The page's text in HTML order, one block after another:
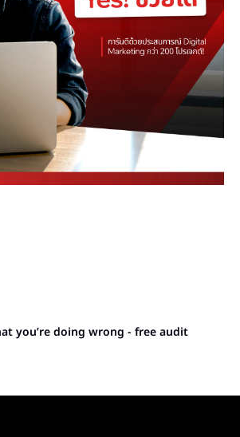
you’re doing wrong - free audit